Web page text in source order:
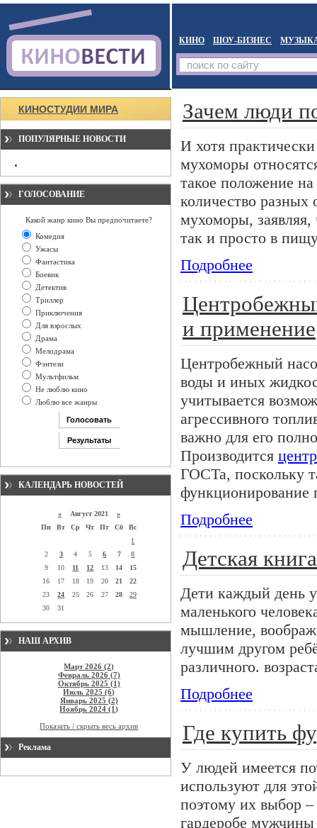
КИНО ШОУ-БИЗНЕС
КИНОСТУДИИ МИРА
ПОПУЛЯРНЫЕ НОВОСТИ
ГОЛОСОВАНИЕ
Какой жанр кино Вы предпочитаете?
Комедия
Ужасы
Фантастика
Боевик
Детектив
Триллер
Приключения
Для взрослых
Драма
Мелодрама
Фэнтези
Мультфильм
Не люблю кино
Люблю все жанры
КАЛЕНДАРЬ НОВОСТЕЙ
« Август 2021 »
Пн
Вт Ср Чт Пт Сб
Вс
1
2
3 4 5 6 7
8
9
10 11 12 13 14
15
16
17 18 19 20 21
22
23
24 25 26 27 28
29
30
31
НАШ АРХИВ
Март 2026 (2)
Февраль 2026 (7)
Октябрь 2025 (1)
Июль 2025 (6)
Январь 2025 (2)
Ноябрь 2024 (1)
Показать / скрыть весь архив
Реклама
Зачем люди
И хотя
мухоморы
такое положение
количество
мухоморы, заявляя,
так и просто в
Подробнее
и применение
Центробежный
воды и иных
учитывается
агрессивного
важно для его
Производится
ГОСТа, поскольку
функционирование
Подробнее
Детская
Дети каждый день
маленького
мышление,
лучшим другом
различного.
Подробнее
Где купить
У людей имеется
используют для
поэтому их выбор
гардеробе